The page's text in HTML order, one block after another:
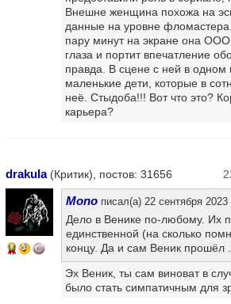
Внешне женщина похожа на
данные на уровне
пару минут на экране она
глаза и портит впечатление
правда. В сцене с ней в одном
маленькие дети, которые в
неё. Стыдоба!!! Вот что это?
карьера?
drakula(Критик), постов: 31656
14
Mono писал(а) 22 сентября
Дело в Венике по-любому. Их
единственной (на сколько
концу. Да и сам Веник прошёл ...
Эх Веник, ты сам виноват в
было стать симпатичным для